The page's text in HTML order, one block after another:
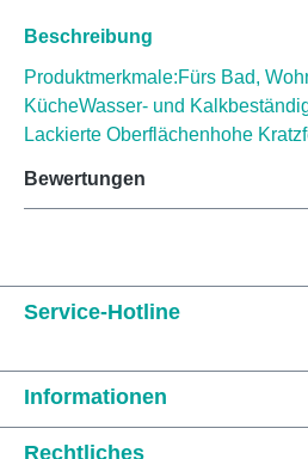
Beschreibung
Produktmerkmale:Fürs Bad,
KücheWasser- und
Lackierte Oberflächenhohe
Bewertungen
Service-Hotline
Informationen
Rechtliches